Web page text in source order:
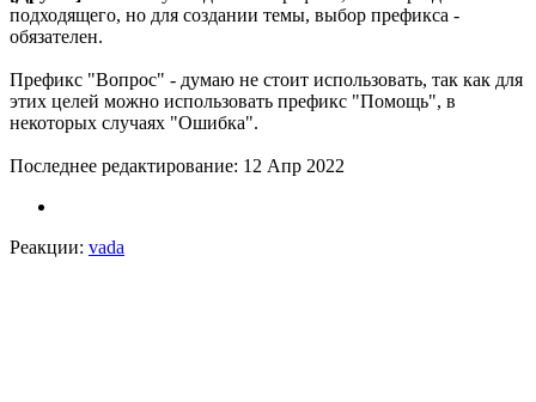
подходящего, но для создании темы, выбор префикса -
обязателен.
Префикс "Вопрос" - думаю не стоит использовать, так как для
этих целей можно использовать префикс "Помощь", в
некоторых случаях "Ошибка".
Последнее редактирование: 12 Апр 2022
Реакции: vada